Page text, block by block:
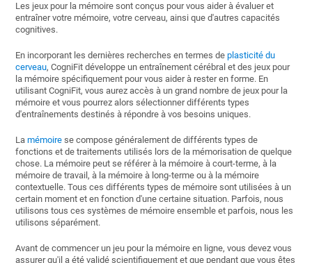
Les jeux pour la mémoire sont conçus pour vous aider à évaluer et
entraîner votre mémoire, votre cerveau, ainsi que d'autres capacités
cognitives.
En incorporant les dernières recherches en termes deplasticité du
cerveau, CogniFit développe un entraînement cérébral et des jeux pour
la mémoire spécifiquement pour vous aider à rester en forme. En
utilisant CogniFit, vous aurez accès à un grand nombre de jeux pour la
mémoire et vous pourrez alors sélectionner différents types
d'entraînements destinés à répondre à vos besoins uniques.
Lamémoire se compose généralement de différents types de
fonctions et de traitements utilisés lors de la mémorisation de quelque
chose. La mémoire peut se référer à la mémoire à court-terme, à la
mémoire de travail, à la mémoire à long-terme ou à la mémoire
contextuelle. Tous ces différents types de mémoire sont utilisées à un
certain moment et en fonction d'une certaine situation. Parfois, nous
utilisons tous ces systèmes de mémoire ensemble et parfois, nous les
utilisons séparément.
Avant de commencer un jeu pour la mémoire en ligne, vous devez vous
assurer qu'il a été validé scientifiquement et que pendant que vous êtes